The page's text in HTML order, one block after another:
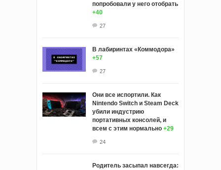
попробовали у него отобрать
+40
27
В лабиринтах «Коммодора»
+57
27
Они все испортили. Как
Nintendo Switch и Steam Deck
убили индустрию
портативных консолей, и
всем с этим нормально +29
24
Родитель засыпал навсегда: